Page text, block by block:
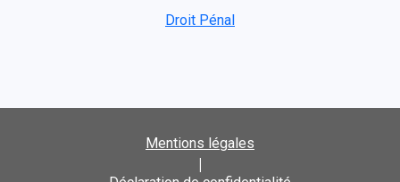
Droit Pénal
Mentions légales
|